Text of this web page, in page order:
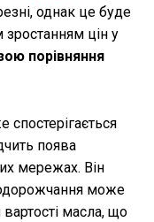
однак це буде
цін у
порівняння
поява
мережах. Він
може
масла, що